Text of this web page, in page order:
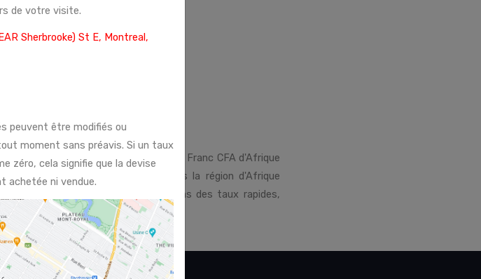
spécialisés dans la conversion du Franc CFA d'Afrique
devises. Que vous voyagiez dans la région d'Afrique
international, nous garantissons des taux rapides,
de change."
de votre visite.
Sherbrooke) St E, Montreal,
peuvent être modifiés ou
moment sans préavis. Si un taux
zéro, cela signifie que la devise
achetée ni vendue.